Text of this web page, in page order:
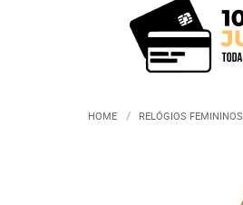
HOME RELÓGIOS FEMININOS